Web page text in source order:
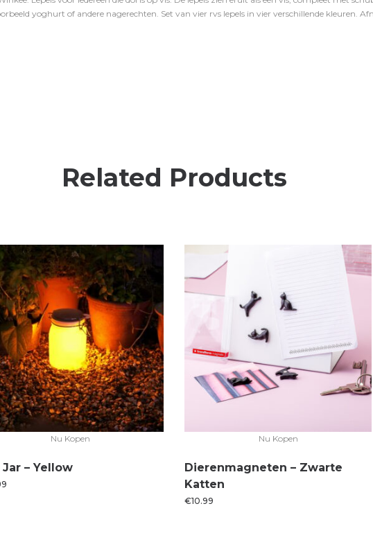
yoghurt of andere nagerechten. Set van vier rvs lepels in vier verschillende kleuren.
Related Products
Nu Kopen
Jar – Yellow
Nu Kopen
Dierenmagneten – Zwarte
Katten
€10.99